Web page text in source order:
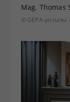
Mag. Thomas
© GEPA